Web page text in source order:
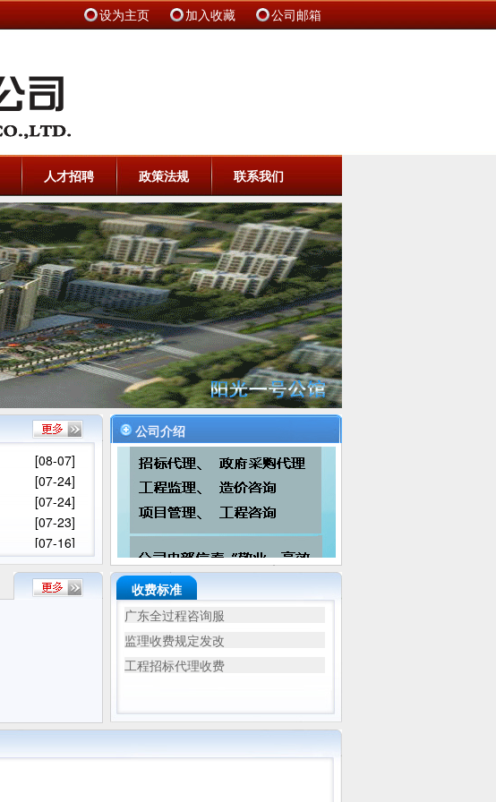
设为主页 加入收藏 公司邮箱
人才招聘 政策法规 联系我们
[08-07]
[07-24]
[07-24]
[07-23]
[07-16]
[07-16]
[07-14]
公司介绍
收费标准
广东全过程咨询服
监理收费规定发改
工程招标代理收费